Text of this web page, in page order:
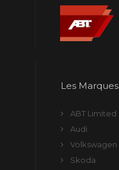
Les Marques
ABT Limited
Audi
Volkswagen
Skoda